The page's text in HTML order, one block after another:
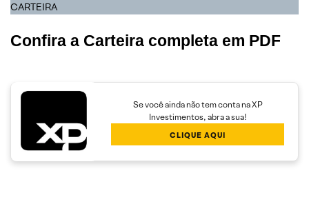
CARTEIRA
Confira a Carteira completa em PDF
Se você ainda não tem conta na XP
Investimentos, abra a sua!
CLIQUE AQUI